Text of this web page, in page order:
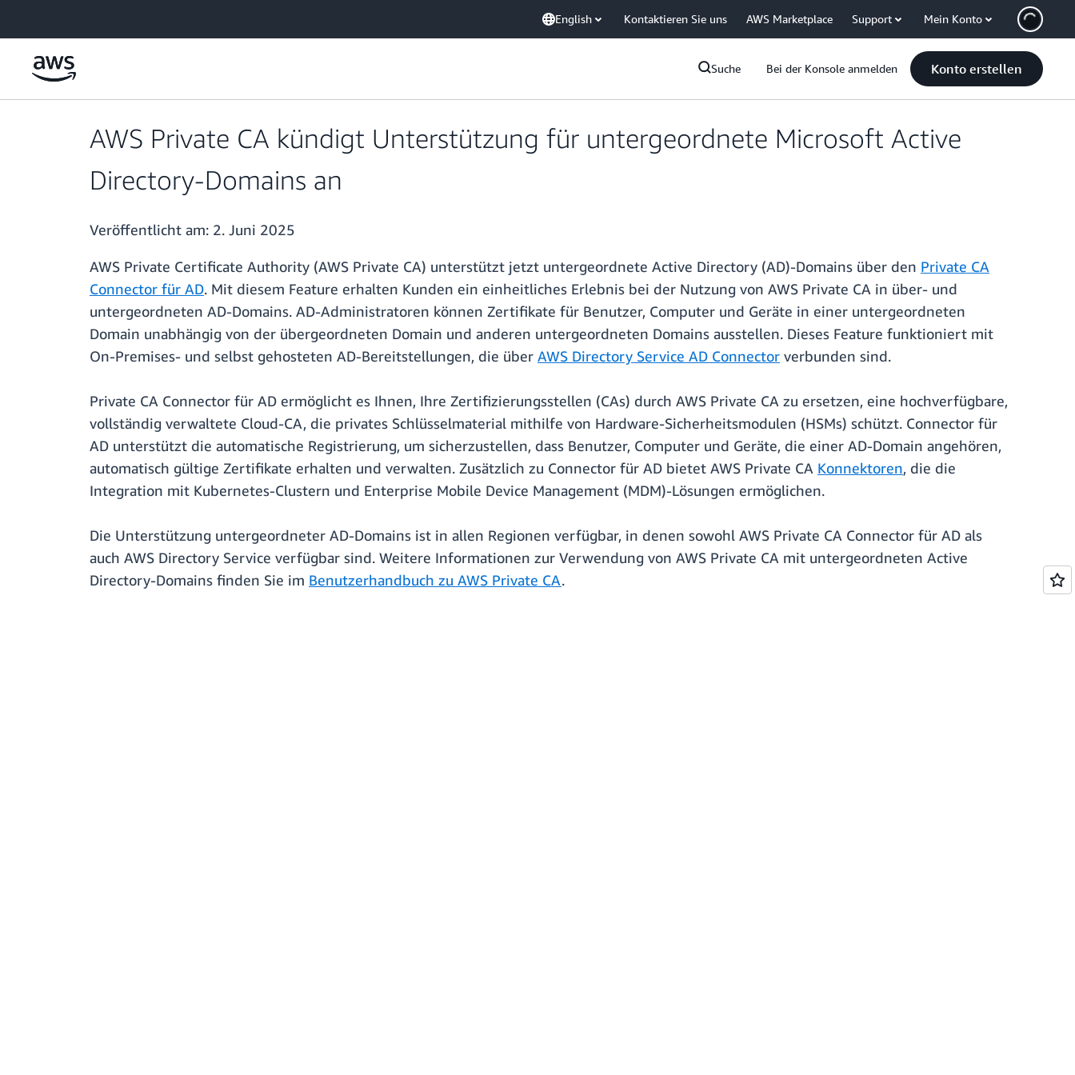
English Kontaktieren Sie uns AWS Marketplace Support Mein Konto
Suche Bei der Konsole anmelden Konto erstellen
AWS Private CA kündigt Unterstützung für untergeordnete Microsoft Active
Directory-Domains an
Veröffentlicht am: 2. Juni 2025
AWS Private Certificate Authority (AWS Private CA) unterstützt jetzt untergeordnete Active Directory (AD)-Domains über den Private CA
Connector für AD. Mit diesem Feature erhalten Kunden ein einheitliches Erlebnis bei der Nutzung von AWS Private CA in über- und
untergeordneten AD-Domains. AD-Administratoren können Zertifikate für Benutzer, Computer und Geräte in einer untergeordneten
Domain unabhängig von der übergeordneten Domain und anderen untergeordneten Domains ausstellen. Dieses Feature funktioniert mit
On-Premises- und selbst gehosteten AD-Bereitstellungen, die über AWS Directory Service AD Connector verbunden sind.
Private CA Connector für AD ermöglicht es Ihnen, Ihre Zertifizierungsstellen (CAs) durch AWS Private CA zu ersetzen, eine hochverfügbare,
vollständig verwaltete Cloud-CA, die privates Schlüsselmaterial mithilfe von Hardware-Sicherheitsmodulen (HSMs) schützt. Connector für
AD unterstützt die automatische Registrierung, um sicherzustellen, dass Benutzer, Computer und Geräte, die einer AD-Domain angehören,
automatisch gültige Zertifikate erhalten und verwalten. Zusätzlich zu Connector für AD bietet AWS Private CA Konnektoren, die die
Integration mit Kubernetes-Clustern und Enterprise Mobile Device Management (MDM)-Lösungen ermöglichen.
Die Unterstützung untergeordneter AD-Domains ist in allen Regionen verfügbar, in denen sowohl AWS Private CA Connector für AD als
auch AWS Directory Service verfügbar sind. Weitere Informationen zur Verwendung von AWS Private CA mit untergeordneten Active
Directory-Domains finden Sie im Benutzerhandbuch zu AWS Private CA.